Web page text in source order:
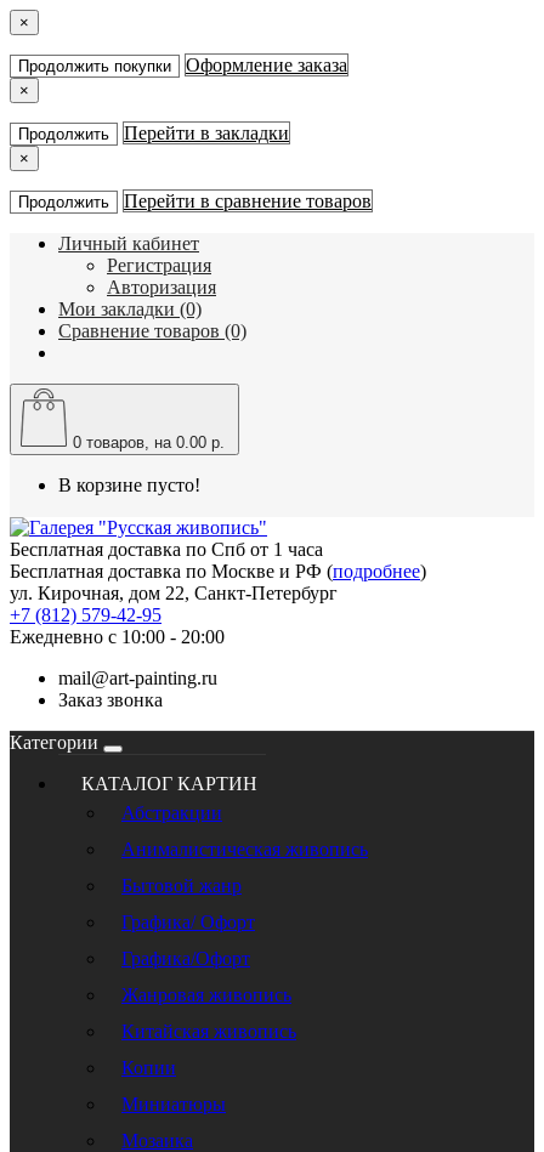
×
Продолжить покупки Оформление заказа
×
Продолжить Перейти в закладки
×
Продолжить Перейти в сравнение товаров
Личный кабинет
Регистрация
Авторизация
Мои закладки (0)
Сравнение товаров (0)
0 товаров, на 0.00 р.
В корзине пусто!
Бесплатная доставка по Спб от 1 часа
Бесплатная доставка по Москве и РФ (подробнее)
ул. Кирочная, дом 22, Санкт-Петербург
+7 (812) 579-42-95
Ежедневно с 10:00 - 20:00
mail@art-painting.ru
Заказ звонка
Категории
КАТАЛОГ КАРТИН
Абстракции
Анималистическая живопись
Бытовой жанр
Графика/ Офорт
Графика/Офорт
Жанровая живопись
Китайская живопись
Копии
Миниатюры
Мозаика